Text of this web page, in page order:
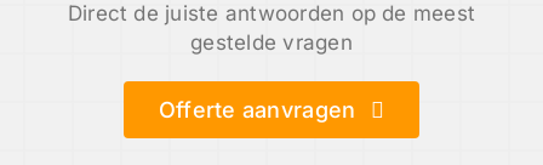
Direct de juiste antwoorden op de meest
gestelde vragen
Offerte aanvragen